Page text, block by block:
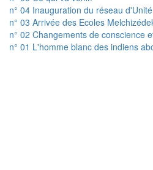
n° 04 Inauguration du réseau
n° 03 Arrivée des Ecoles
n° 02 Changements de conscience
n° 01 L'homme blanc des indiens